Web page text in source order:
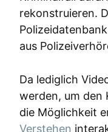
rekonstruieren.
aus
Da lediglich
werden, um den
die Möglichkeit
Verstehen